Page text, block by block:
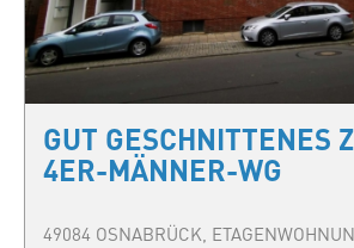
GUT GESCHNITTENES
4ER-MÄNNER-WG
49084 OSNABRÜCK,